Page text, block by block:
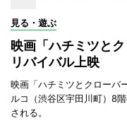
見る・遊ぶ
映画「ハチミツと
リバイバル上映
映画「ハチミツとクローバ
ルコ（渋谷区宇田川町）8
される。